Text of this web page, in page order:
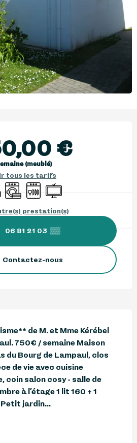
€
(meublé)
tous les tarifs
et linge
Lave lingeLave vaisselle
Télévision
prestation(s)
06 81 21 03 ▒▒
Contactez-nous
de M. et Mme Kérébel
750€ / semaine Maison
du Bourg de Lampaul, clos
de vie avec cuisine
coin salon cosy - salle de
à l’étage 1 lit 160 + 1
jardin...